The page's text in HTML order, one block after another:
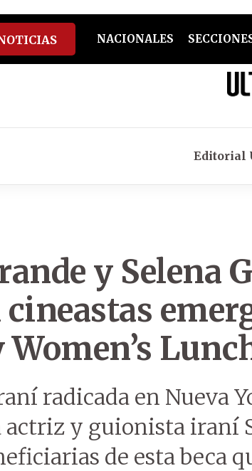
NACIONALES
Editorial
y Selena
radicada en Nueva
y guionista iraní
de esta beca